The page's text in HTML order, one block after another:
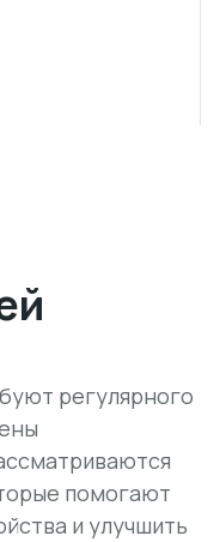
регулярного
помогают
и улучшить